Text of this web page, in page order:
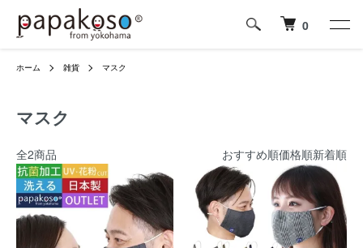
0
ホーム 雑貨 マスク
マスク
全2商品 おすすめ順価格順新着順